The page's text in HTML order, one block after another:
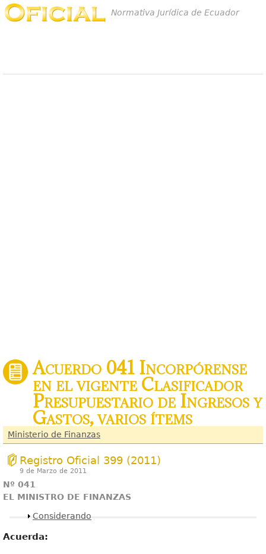
Normativa Jurídica de Ecuador
Acuerdo 041 Incorpórense
en el vigente Clasificador
Presupuestario de Ingresos y
Gastos, varios ítems
Ministerio de Finanzas
Registro Oficial 399 (2011)
9 de Marzo de 2011
Nº 041
EL MINISTRO DE FINANZAS
Mostrar
Considerando
Acuerda: